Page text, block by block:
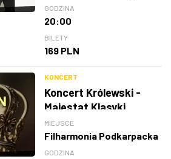
GODZINA
20:00
BILETY
169 PLN
KONCERT
Koncert Królewski -
Majestat Klasyki
MIEJSCE
Filharmonia Podkarpacka
GODZINA